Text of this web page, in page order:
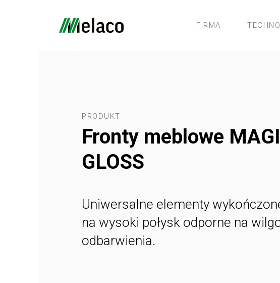
FIRMA
PRODUKT
Fronty meblowe
GLOSS
Uniwersalne elementy
na wysoki połysk odporne na
odbarwienia.